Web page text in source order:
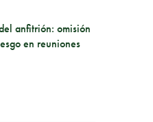
anfitrión: omisión
en reuniones